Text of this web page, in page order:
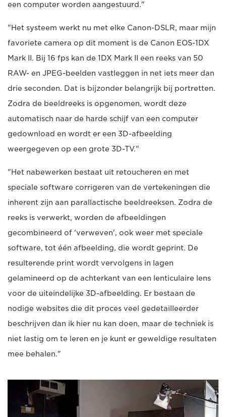
een computer worden aangestuurd."
"Het systeem werkt nu met elke Canon-DSLR, maar mijn
favoriete camera op dit moment is de Canon EOS-1DX
Mark II. Bij 16 fps kan de 1DX Mark II een reeks van 50
RAW- en JPEG-beelden vastleggen in net iets meer dan
drie seconden. Dat is bijzonder belangrijk bij portretten.
Zodra de beeldreeks is opgenomen, wordt deze
automatisch naar de harde schijf van een computer
gedownload en wordt er een 3D-afbeelding
weergegeven op een grote 3D-TV."
"Het nabewerken bestaat uit retoucheren en met
speciale software corrigeren van de vertekeningen die
inherent zijn aan parallactische beeldreeksen. Zodra de
reeks is verwerkt, worden de afbeeldingen
gecombineerd of 'verweven', ook weer met speciale
software, tot één afbeelding, die wordt geprint. De
resulterende print wordt vervolgens in lagen
gelamineerd op de achterkant van een lenticulaire lens
voor de uiteindelijke 3D-afbeelding. Er bestaan de
nodige websites die dit proces veel gedetailleerder
beschrijven dan ik hier nu kan doen, maar de techniek is
niet lastig om te leren en je kunt er geweldige resultaten
mee behalen."